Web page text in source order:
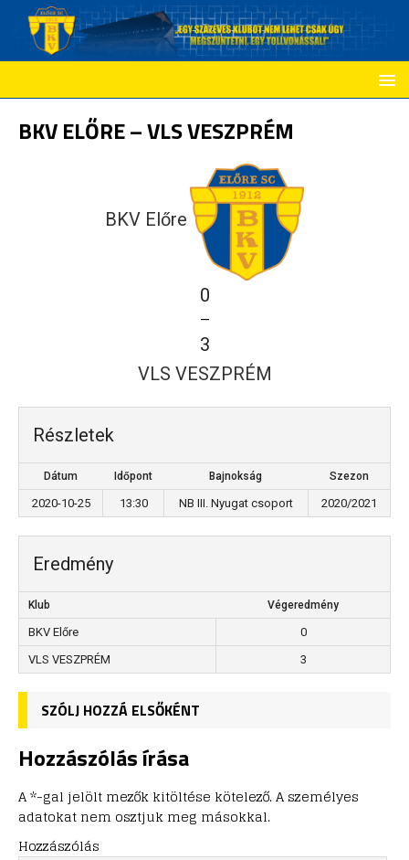
BKV ELŐRE – VLS VESZPRÉM
BKV Előre
0
—
3
VLS VESZPRÉM
Részletek
Dátum Időpont Bajnokság Szezon
2020-10-25 13:30 NB III. Nyugat csoport 2020/2021
Eredmény
Klub Végeredmény
BKV Előre
0
VLS VESZPRÉM
3
SZÓLJ HOZZÁ ELSŐKÉNT
Hozzászólás írása
A *-gal jelölt mezők kitöltése kötelező. A személyes
adatokat nem osztjuk meg másokkal.
Hozzászólás